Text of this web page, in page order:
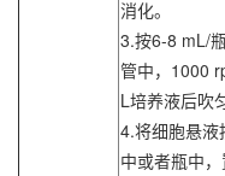
消化。
3.按6-8 mL/
管中，1000
L培养液后吹
4.将细胞悬液
中或者瓶中，